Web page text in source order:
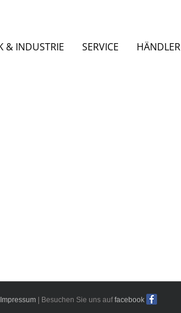
& INDUSTRIE SERVICE HÄNDLER
Impressum | Besuchen Sie uns auffacebook